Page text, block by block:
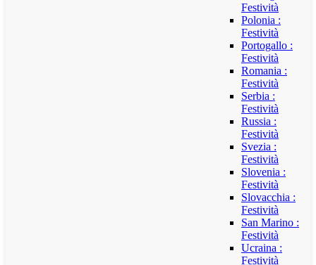
Festività
Polonia :
Festività
Portogallo :
Festività
Romania :
Festività
Serbia :
Festività
Russia :
Festività
Svezia :
Festività
Slovenia :
Festività
Slovacchia :
Festività
San Marino :
Festività
Ucraina :
Festività